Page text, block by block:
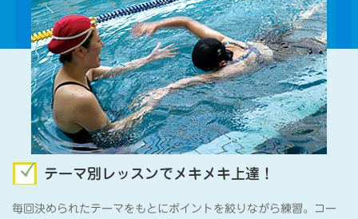
テーマ別レッスンでメキメキ上達！
毎回決められたテーマをもとにポイントを絞りながら練習。コー